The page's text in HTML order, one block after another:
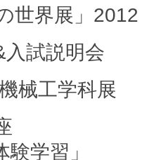
世界展」2012
試説明会
械工学科展
験学習」